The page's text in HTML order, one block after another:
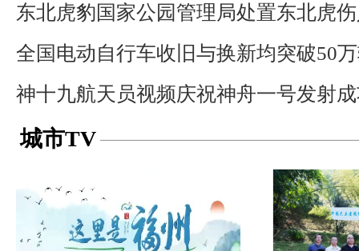
东北虎豹国家公园管理局处置东北虎
全国电动自行车收旧与换新均突破50
神十九航天员视频庆祝神舟一号发射
城市TV